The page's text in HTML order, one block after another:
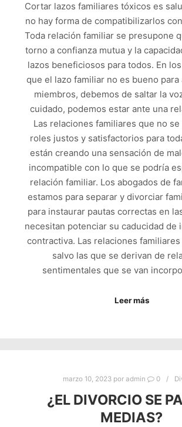
Cortar lazos familiares tóxicos es
no hay forma de compatibilizarlos
Toda relación familiar se presupone
torno a confianza mutua y la
lazos beneficiosos para todos. En
que el lazo familiar no es bueno para
miembros, debemos de saltar la
cuidado, podemos estar ante una
Las relaciones familiares que no
roles justos y satisfactorios para
están creando una sensación de
incompatible con lo que se podría
relación familiar. Los abogados de
estamos para separar y divorciar
para instaurar pautas correctas en
necesitan potenciar su caducidad de
contractiva. Las relaciones
salvo las que se derivan de
sentimentales que se van
Leer más
marzo 10, 2023por admin 0
¿EL DIVORCIO SE
MEDIAS?